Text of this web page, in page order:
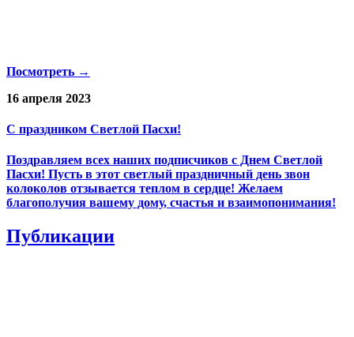
Посмотреть →
16 апреля 2023
С праздником Светлой Пасхи!
Поздравляем всех наших подписчиков с Днем Светлой
Пасхи! Пусть в этот светлый праздничный день звон
колоколов отзывается теплом в сердце! Желаем
благополучия вашему дому, счастья и взаимопонимания!
Публикации